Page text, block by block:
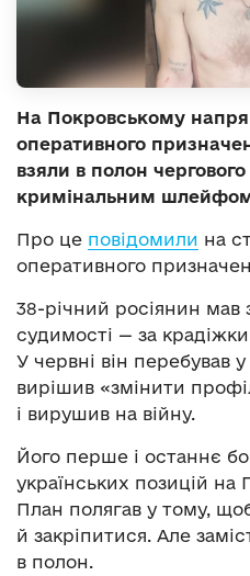
На Покровському
оперативного
взяли в полон
кримінальним
Про це повідомили на
оперативного
38-річний росіянин мав
судимості — за
У червні він перебував
вирішив «змінити
і вирушив на війну.
Його перше і останнє
українських позицій
План полягав у тому,
й закріпитися. Але
в полон.